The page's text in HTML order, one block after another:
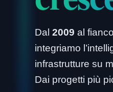
Dal 2009 al
integriamo
infrastrutture su
Dai progetti più